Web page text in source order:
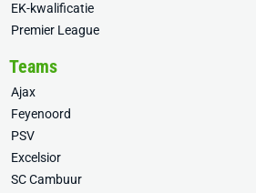
EK-kwalificatie
Premier League
Teams
Ajax
Feyenoord
PSV
Excelsior
SC Cambuur